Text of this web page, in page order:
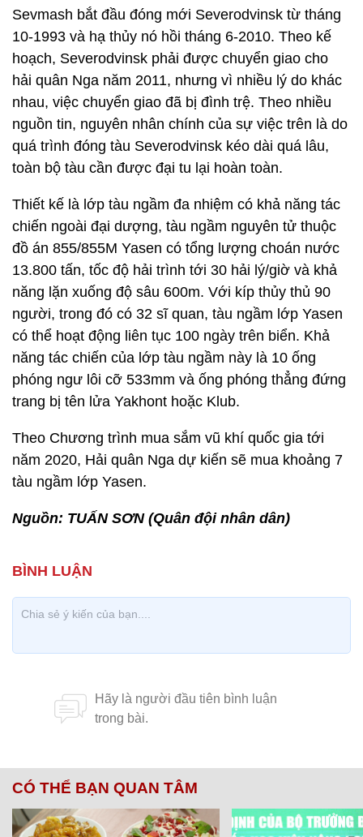
Sevmash bắt đầu đóng mới Severodvinsk từ tháng
10-1993 và hạ thủy nó hồi tháng 6-2010. Theo kế
hoạch, Severodvinsk phải được chuyển giao cho
hải quân Nga năm 2011, nhưng vì nhiều lý do khác
nhau, việc chuyển giao đã bị đình trệ. Theo nhiều
nguồn tin, nguyên nhân chính của sự việc trên là do
quá trình đóng tàu Severodvinsk kéo dài quá lâu,
toàn bộ tàu cần được đại tu lại hoàn toàn.
Thiết kế là lớp tàu ngầm đa nhiệm có khả năng tác
chiến ngoài đại dượng, tàu ngầm nguyên tử thuộc
đồ án 855/855M Yasen có tổng lượng choán nước
13.800 tấn, tốc độ hải trình tới 30 hải lý/giờ và khả
năng lặn xuống độ sâu 600m. Với kíp thủy thủ 90
người, trong đó có 32 sĩ quan, tàu ngầm lớp Yasen
có thể hoạt động liên tục 100 ngày trên biển. Khả
năng tác chiến của lớp tàu ngầm này là 10 ống
phóng ngư lôi cỡ 533mm và ống phóng thẳng đứng
trang bị tên lửa Yakhont hoặc Klub.
Theo Chương trình mua sắm vũ khí quốc gia tới
năm 2020, Hải quân Nga dự kiến sẽ mua khoảng 7
tàu ngầm lớp Yasen.
Nguồn: TUẤN SƠN (Quân đội nhân dân)
CÓ THỂ BẠN QUAN TÂM